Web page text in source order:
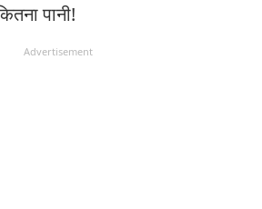
पानी!
Advertisement